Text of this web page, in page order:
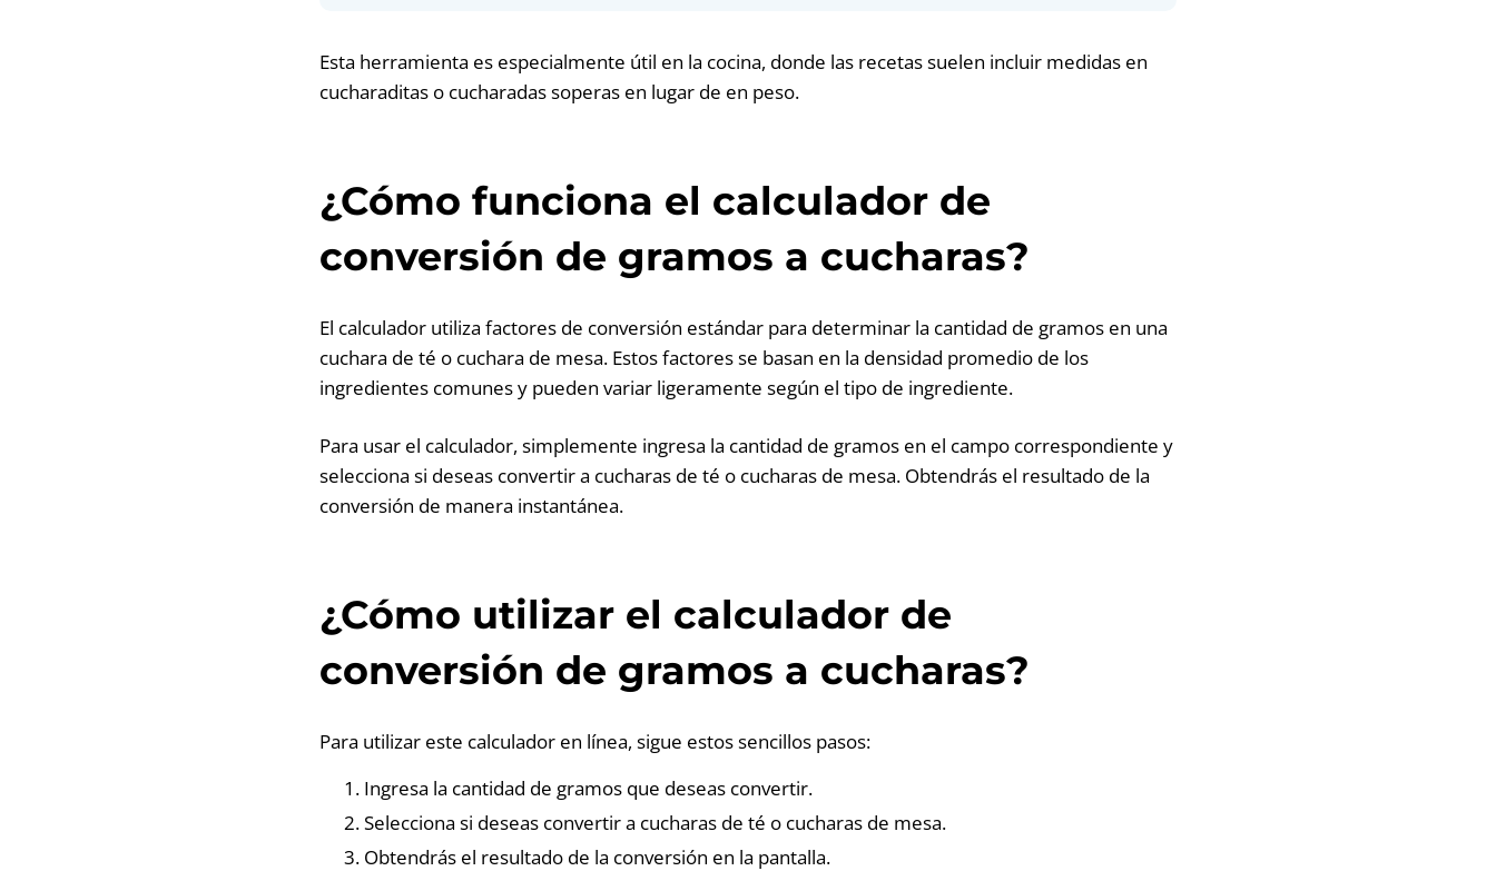
Esta herramienta es especialmente útil en la cocina, donde las recetas suelen incluir medidas en
cucharaditas o cucharadas soperas en lugar de en peso.
¿Cómo funciona el calculador de
conversión de gramos a cucharas?
El calculador utiliza factores de conversión estándar para determinar la cantidad de gramos en una
cuchara de té o cuchara de mesa. Estos factores se basan en la densidad promedio de los
ingredientes comunes y pueden variar ligeramente según el tipo de ingrediente.
Para usar el calculador, simplemente ingresa la cantidad de gramos en el campo correspondiente y
selecciona si deseas convertir a cucharas de té o cucharas de mesa. Obtendrás el resultado de la
conversión de manera instantánea.
¿Cómo utilizar el calculador de
conversión de gramos a cucharas?
Para utilizar este calculador en línea, sigue estos sencillos pasos:
Ingresa la cantidad de gramos que deseas convertir.
Selecciona si deseas convertir a cucharas de té o cucharas de mesa.
Obtendrás el resultado de la conversión en la pantalla.